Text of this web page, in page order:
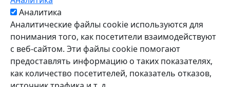
Аналитика
Аналитические файлы cookie используются для
понимания того, как посетители взаимодействуют
с веб-сайтом. Эти файлы cookie помогают
предоставлять информацию о таких показателях,
как количество посетителей, показатель отказов,